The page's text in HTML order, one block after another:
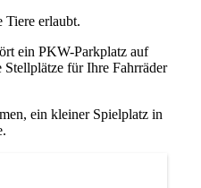
Tiere erlaubt.
ein PKW-Parkplatz auf
für Ihre Fahrräder
ein kleiner Spielplatz in